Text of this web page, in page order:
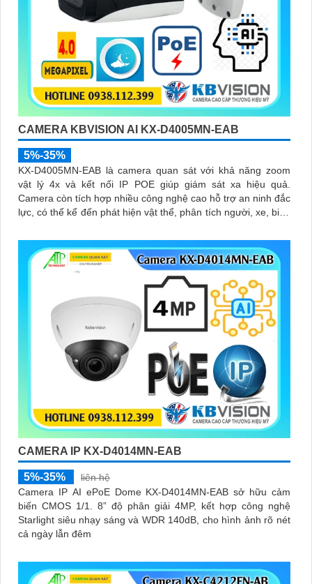
CAMERA KBVISION AI KX-D4005MN-EAB
5%-35%
KX-D4005MN-EAB là camera quan sát với khả năng zoom
vật lý 4x và kết nối IP POE giúp giám sát xa hiệu quả.
Camera còn tích hợp nhiều công nghệ cao hỗ trợ an ninh đắc
lực, có thể kể đến phát hiện vật thể, phân tích người, xe, biển
CAMERA IP KX-D4014MN-EAB
5%-35%
liên hệ
Camera IP AI ePoE Dome KX-D4014MN-EAB sở hữu cảm
biến CMOS 1/1. 8” độ phân giải 4MP, kết hợp công nghệ
Starlight siêu nhạy sáng và WDR 140dB, cho hình ảnh rõ nét
cả ngày lẫn đêm